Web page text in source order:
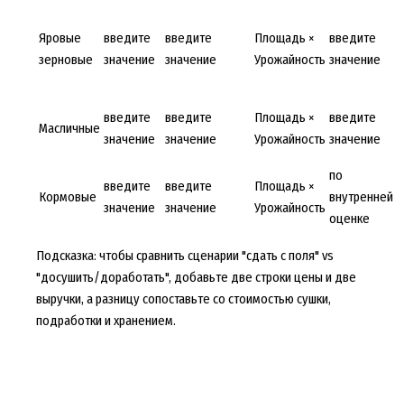
Яровые
зерновые
введите
значение
введите
значение
Площадь ×
Урожайность
введите
значение
Масличные
введите
значение
введите
значение
Площадь ×
Урожайность
введите
значение
Кормовые
введите
значение
введите
значение
Площадь ×
Урожайность
по
внутренней
оценке
Подсказка: чтобы сравнить сценарии "сдать с поля" vs
"досушить/доработать", добавьте две строки цены и две
выручки, а разницу сопоставьте со стоимостью сушки,
подработки и хранением.